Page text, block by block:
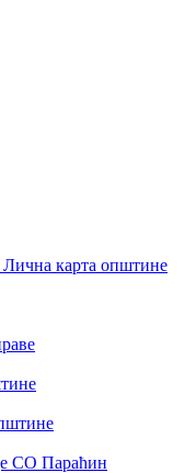
Лична карта општине
СО Параћин